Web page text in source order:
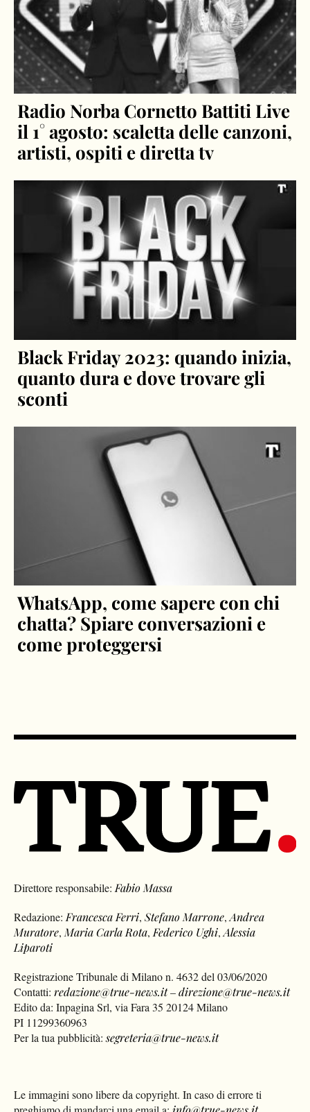
Radio Norba Cornetto Battiti Live
il 1° agosto: scaletta delle canzoni,
artisti, ospiti e diretta tv
Black Friday 2023: quando inizia,
quanto dura e dove trovare gli
sconti
WhatsApp, come sapere con chi
chatta? Spiare conversazioni e
come proteggersi
Direttore responsabile: Fabio Massa
Redazione: Francesca Ferri,Stefano Marrone,Andrea
Muratore, Maria Carla Rota, Federico Ughi,Alessia
Liparoti
Registrazione Tribunale di Milano n. 4632 del 03/06/2020
Contatti:redazione@true-news.it–direzione@true-news.it
Edito da: Inpagina Srl, via Fara 35 20124 Milano
PI 11299360963
Per la tua pubblicità:segreteria@true-news.it
Le immagini sono libere da copyright. In caso di errore ti